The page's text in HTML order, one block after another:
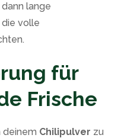
lange
volle
für
Frische
deinem Chilipulver zu